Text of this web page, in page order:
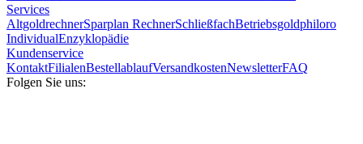
Services
AltgoldrechnerSparplan RechnerSchließfachBetriebsgoldphiloro
IndividualEnzyklopädie
Kundenservice
KontaktFilialenBestellablaufVersandkostenNewsletterFAQ
Folgen Sie uns: